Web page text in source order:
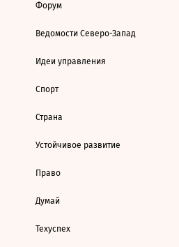
Форум
Ведомости Северо-Запад
Идеи управления
Спорт
Страна
Устойчивое развитие
Право
Думай
Техуспех